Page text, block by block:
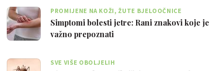
PROMIJENE NA KOŽI, ŽUTE BJELOOČNICE
Simptomi bolesti jetre: Rani znakovi koje je
važno prepoznati
SVE VIŠE OBOLJELIH